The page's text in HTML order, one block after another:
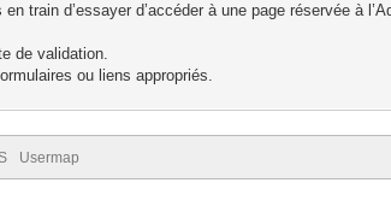
train d’essayer d’accéder à une page réservée à
de validation.
ou liens appropriés.
Usermap